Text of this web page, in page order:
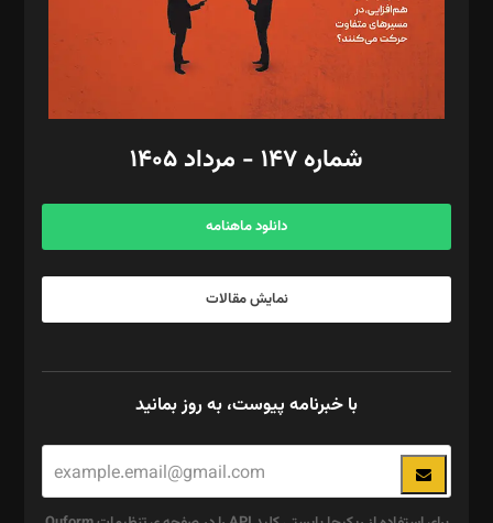
فیلمبرداری و عکاسی: امیر شفیعی، مانی لطفی زاده
گرافیک و صفحه‌آرایی: سید‌سبحان‌علی ثابت
مد‌یر توسعه تجاری: کامبیز برید‌
امور مالی: شاپور رهبری، محمد‌ کاظمی‌نیا
آگهی و مشترکین: ۰۹۱۹۹۹۹۰۴۵۴
شماره ۱۴۷ - مرداد ۱۴۰۵
دانلود ماهنامه
نمایش مقالات
با خبرنامه پیوست، به روز بمانید